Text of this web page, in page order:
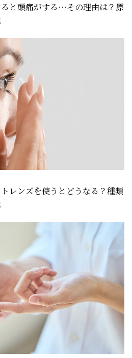
と頭痛がする…その理由は？原
レンズを使うとどうなる？種類